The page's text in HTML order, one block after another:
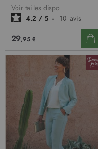
Voir tailles dispo
4.2 / 5 - 10 avis
29,95 €